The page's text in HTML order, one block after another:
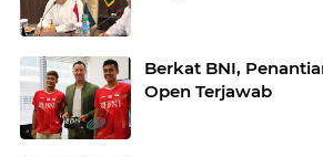
Berkat BNI,
Open Terjawab